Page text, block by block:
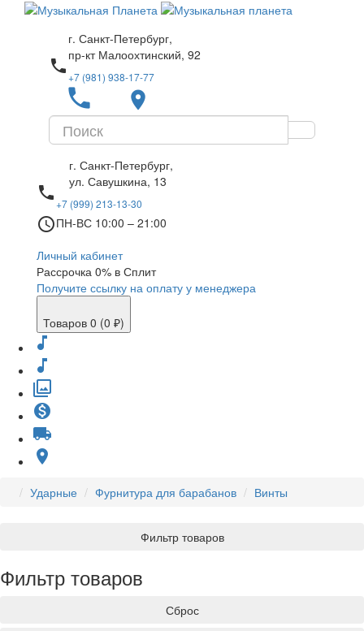
г. Санкт-Петербург,
пр-кт Малоохтинский, 92
local_phone
+7 (981) 938-17-77
local_phone place
г. Санкт-Петербург,
ул. Савушкина, 13
local_phone
+7 (999) 213-13-30
access_timeПН-ВС 10:00 – 21:00
Личный кабинет
Рассрочка 0% в Сплит
Получите ссылку на оплату у менеджера
Товаров 0 (0 ₽)
music_note
music_note
filter
monetization_on
local_shipping
place
Ударные Фурнитура для барабанов Винты
Фильтр товаров
Фильтр товаров
Сброс